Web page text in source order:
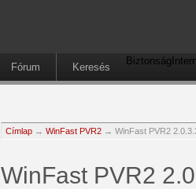
Fórum Keresés
Biztonság
Címlap → WinFast PVR2 → WinFast PVR2
WinFast PVR2